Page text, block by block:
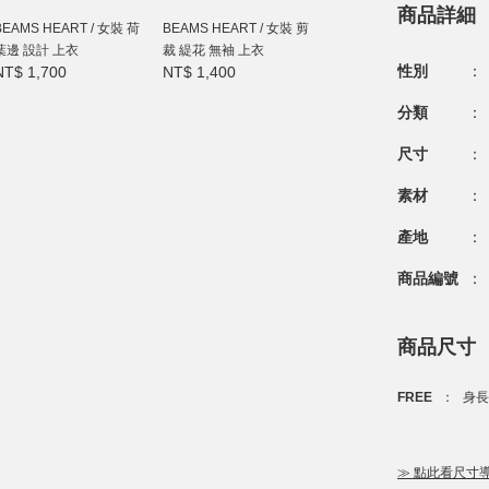
HEART / 女裝 荷
邊 設計 上衣
1,700
BEAMS HEART / 女裝 剪
裁 緹花 無袖 上衣
NT$ 1,400
商品詳細
性別 ：
分類 ：
尺寸 ：
素材 ：
產地 ：
商品編號 ：
商品尺寸
FREE ： 身
≫ 點此看尺寸